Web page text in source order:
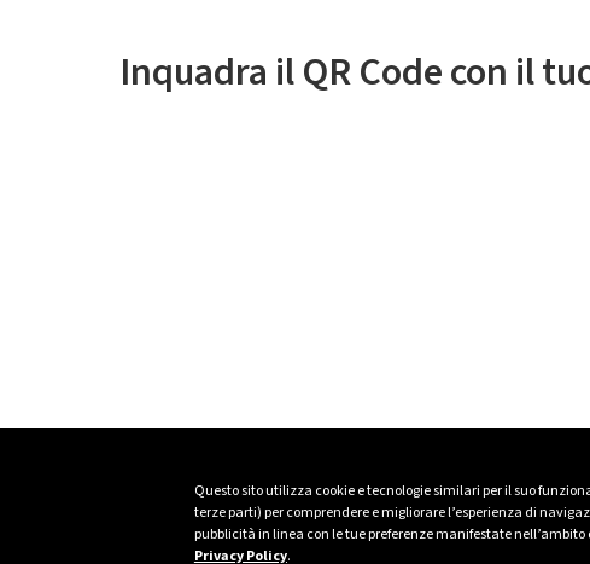
Questo sito utilizza cookie e tecnologie similari per il suo
terze parti) per comprendere e migliorare l’esperienza di
pubblicità in linea con le tue preferenze manifestate
Privacy Policy.
Inquadra il QR Code con il